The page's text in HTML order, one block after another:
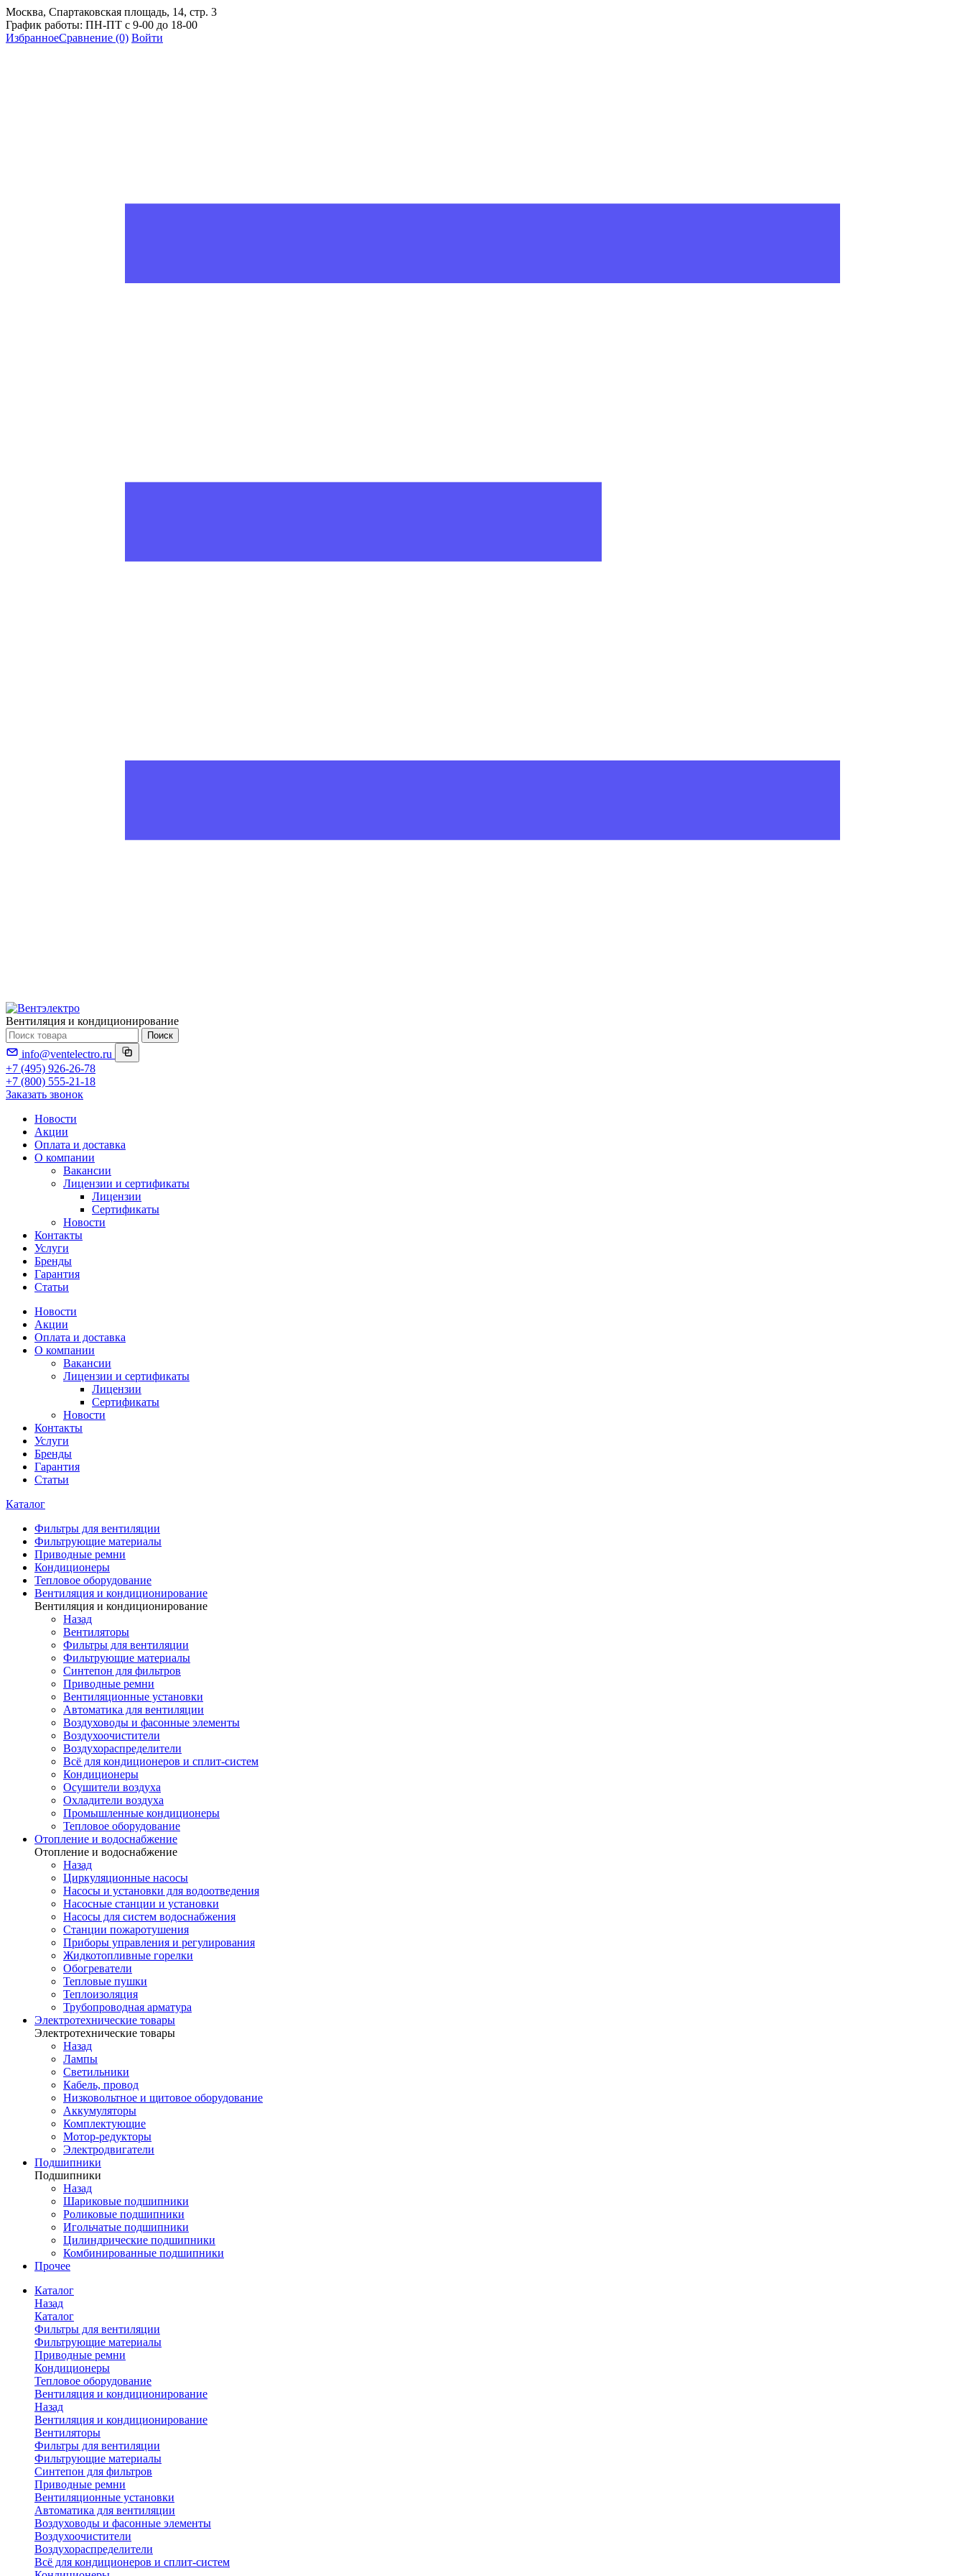
Москва, Спартаковская площадь, 14, стр. 3
График работы: ПН-ПТ с 9-00 до 18-00
ИзбранноеСравнение (0) Войти
Вентиляция и кондиционирование
Поиск
info@ventelectro.ru
+7 (495) 926-26-78
+7 (800) 555-21-18
Заказать звонок
Новости
Акции
Оплата и доставка
О компании
Вакансии
Лицензии и сертификаты
Лицензии
Сертификаты
Новости
Контакты
Услуги
Бренды
Гарантия
Статьи
Новости
Акции
Оплата и доставка
О компании
Вакансии
Лицензии и сертификаты
Лицензии
Сертификаты
Новости
Контакты
Услуги
Бренды
Гарантия
Статьи
Каталог
Фильтры для вентиляции
Фильтрующие материалы
Приводные ремни
Кондиционеры
Тепловое оборудование
Вентиляция и кондиционирование
Вентиляция и кондиционирование
Назад
Вентиляторы
Фильтры для вентиляции
Фильтрующие материалы
Синтепон для фильтров
Приводные ремни
Вентиляционные установки
Автоматика для вентиляции
Воздуховоды и фасонные элементы
Воздухоочистители
Воздухораспределители
Всё для кондиционеров и сплит-систем
Кондиционеры
Осушители воздуха
Охладители воздуха
Промышленные кондиционеры
Тепловое оборудование
Отопление и водоснабжение
Отопление и водоснабжение
Назад
Циркуляционные насосы
Насосы и установки для водоотведения
Насосные станции и установки
Насосы для систем водоснабжения
Станции пожаротушения
Приборы управления и регулирования
Жидкотопливные горелки
Обогреватели
Тепловые пушки
Теплоизоляция
Трубопроводная арматура
Электротехнические товары
Электротехнические товары
Назад
Лампы
Светильники
Кабель, провод
Низковольтное и щитовое оборудование
Аккумуляторы
Комплектующие
Мотор-редукторы
Электродвигатели
Подшипники
Подшипники
Назад
Шариковые подшипники
Роликовые подшипники
Игольчатые подшипники
Цилиндрические подшипники
Комбинированные подшипники
Прочее
Каталог
Назад
Каталог
Фильтры для вентиляции
Фильтрующие материалы
Приводные ремни
Кондиционеры
Тепловое оборудование
Вентиляция и кондиционирование
Назад
Вентиляция и кондиционирование
Вентиляторы
Фильтры для вентиляции
Фильтрующие материалы
Синтепон для фильтров
Приводные ремни
Вентиляционные установки
Автоматика для вентиляции
Воздуховоды и фасонные элементы
Воздухоочистители
Воздухораспределители
Всё для кондиционеров и сплит-систем